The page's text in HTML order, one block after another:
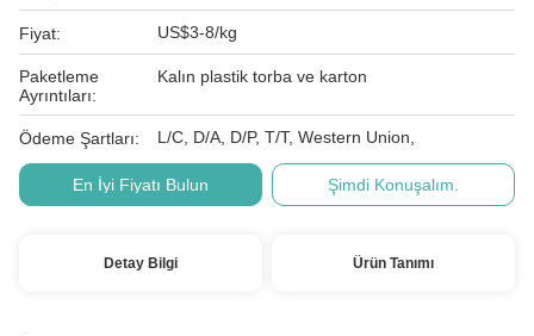
Fiyat: US$3-8/kg
Paketleme
Ayrıntıları:
Kalın plastik torba ve karton
Ödeme Şartları: L/C, D/A, D/P, T/T, Western Union,
En İyi Fiyatı Bulun Şimdi Konuşalım.
Detay Bilgi Ürün Tanımı